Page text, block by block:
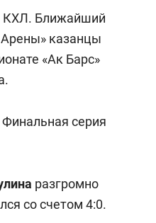
КХЛ. Ближайший
Арены» казанцы
«Ак Барс»
серия
разгромно
со счетом 4:0.